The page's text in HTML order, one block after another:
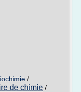
/
de chimie /